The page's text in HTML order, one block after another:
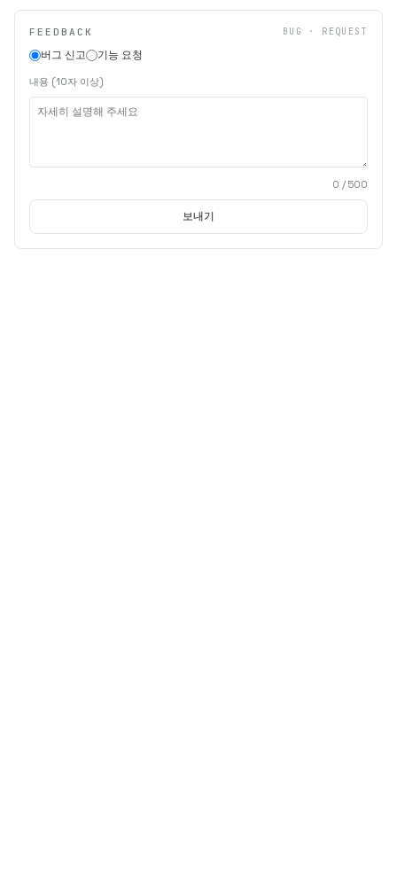
FEEDBACK BUG · REQUEST
버그 신고 기능 요청
내용 (10자 이상)
0 / 500
보내기